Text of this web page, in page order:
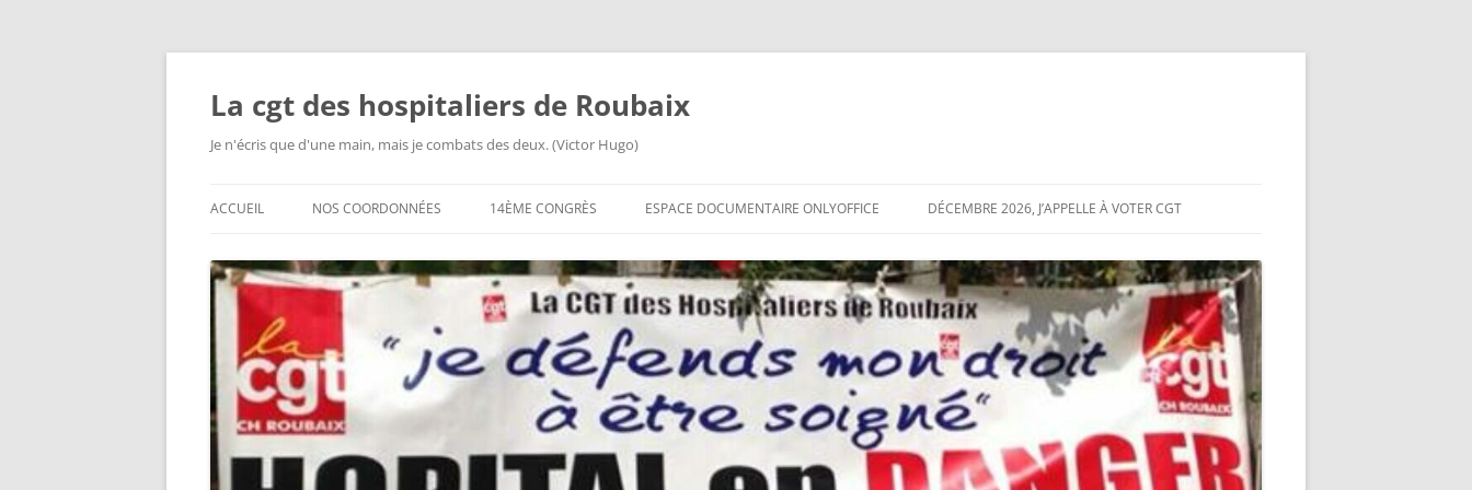
Aller
La cgt des hospitaliers de Roubaix
Je n'écris que d'une main, mais je combats des deux. (Victor Hugo)
ACCUEIL NOS COORDONNÉES 14ÈME CONGRÈS
CONGRÈS
14ÈME CONGRÈS
QUESTIONNAIRES EN LIGNE
14ÈME CONGRÈS FICHE DE
RENSEIGNEMENTS
14ÈME CONGRÈS INVITATION
ESPACE DOCUMENTAIRE ONLYOFFICE DÉCEMBRE 2026, J’APPELLE À VOTER CGT